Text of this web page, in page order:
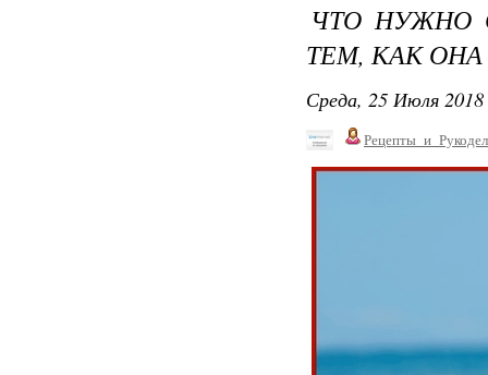
ЧТО НУЖНО
ТЕМ, КАК
Среда, 25 Июля